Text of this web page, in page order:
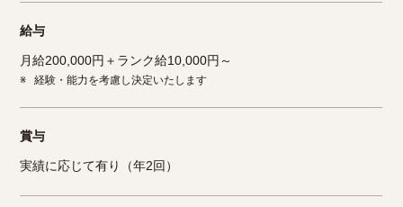
給与
月給200,000円＋ランク給10,000円～
※ 経験・能力を考慮し決定いたします
賞与
実績に応じて有り（年2回）